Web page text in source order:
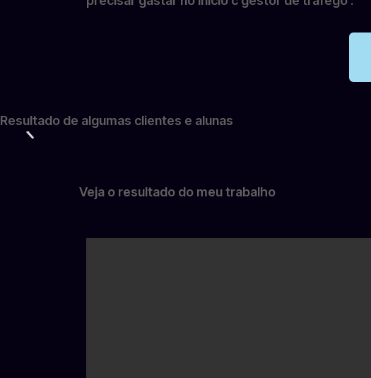
Resultado de algumas clientes e alunas
Veja o resultado do meu trabalho